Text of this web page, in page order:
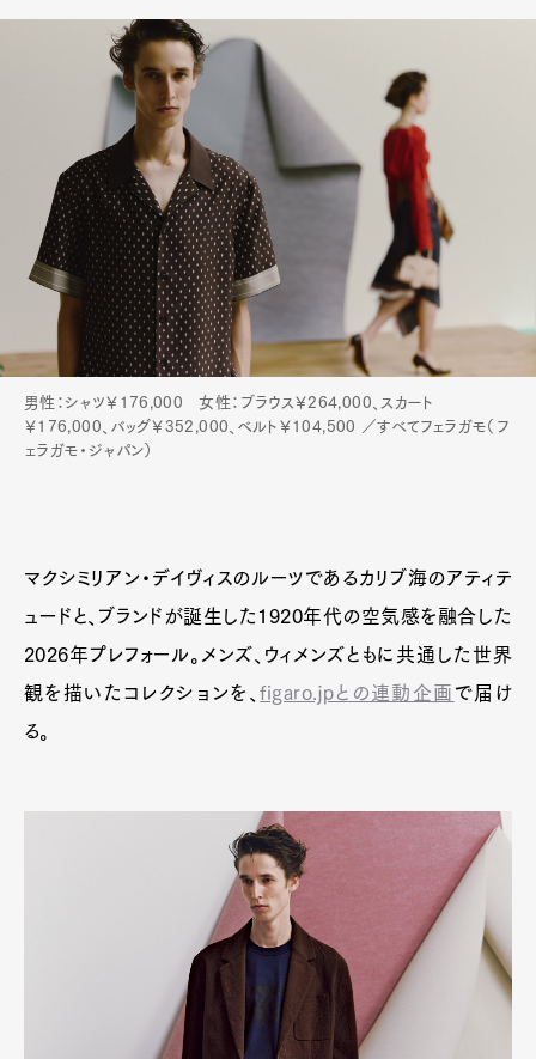
男性：シャツ￥176,000 女性：ブラウス￥264,000、スカート
￥176,000、バッグ￥352,000、ベルト￥104,500 ／すべてフェラガモ（フ
ェラガモ・ジャパン）
マクシミリアン・デイヴィスのルーツであるカリブ海のアティテ
ュードと、ブランドが誕生した1920年代の空気感を融合した
2026年プレフォール。メンズ、ウィメンズともに共通した世界
観を描いたコレクションを、figaro.jpとの連動企画 で届け
る。